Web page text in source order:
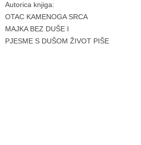
Autorica knjiga:
OTAC KAMENOGA SRCA
MAJKA BEZ DUŠE I
PJESME S DUŠOM ŽIVOT PIŠE